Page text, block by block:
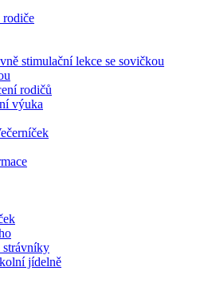
rodiče
stimulační lekce se sovičkou
rodičů
výuka
strávníky
jídelně